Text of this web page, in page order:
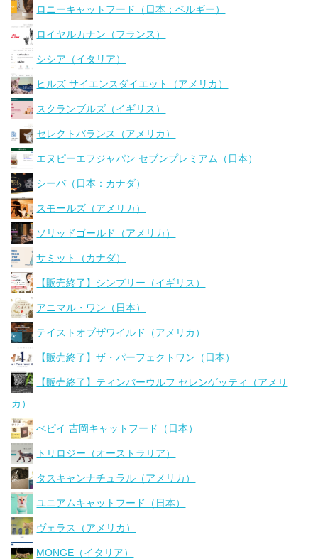
ロニーキャットフード（日本：ベルギー）
ロイヤルカナン（フランス）
シシア（イタリア）
ヒルズ サイエンスダイエット（アメリカ）
スクランブルズ（イギリス）
セレクトバランス（アメリカ）
エヌピーエフジャパン セブンプレミアム（日本）
シーバ（日本：カナダ）
スモールズ（アメリカ）
ソリッドゴールド（アメリカ）
サミット（カナダ）
【販売終了】シンプリー（イギリス）
アニマル・ワン（日本）
テイストオブザワイルド（アメリカ）
【販売終了】ザ・パーフェクトワン（日本）
【販売終了】ティンバーウルフ セレンゲッティ（アメリ
カ）
ぺピイ 吉岡キャットフード（日本）
トリロジー（オーストラリア）
タスキャンナチュラル（アメリカ）
ユニアムキャットフード（日本）
ヴェラス（アメリカ）
MONGE（イタリア）